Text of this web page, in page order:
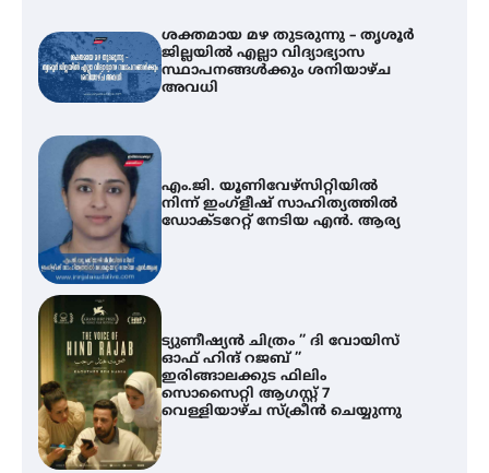
ശക്തമായ മഴ തുടരുന്നു – തൃശൂർ
ജില്ലയിൽ എല്ലാ വിദ്യാഭ്യാസ
സ്ഥാപനങ്ങൾക്കും ശനിയാഴ്ച
അവധി
എം.ജി. യൂണിവേഴ്‌സിറ്റിയിൽ
നിന്ന് ഇംഗ്ളീഷ് സാഹിത്യത്തിൽ
ഡോക്ടറേറ്റ് നേടിയ എൻ. ആര്യ
ട്യുണീഷ്യൻ ചിത്രം ” ദി വോയിസ്
ഓഫ് ഹിന്ദ് റജബ് ”
ഇരിങ്ങാലക്കുട ഫിലിം
സൊസൈറ്റി ആഗസ്റ്റ് 7
വെള്ളിയാഴ്ച സ്‌ക്രീൻ ചെയ്യുന്നു